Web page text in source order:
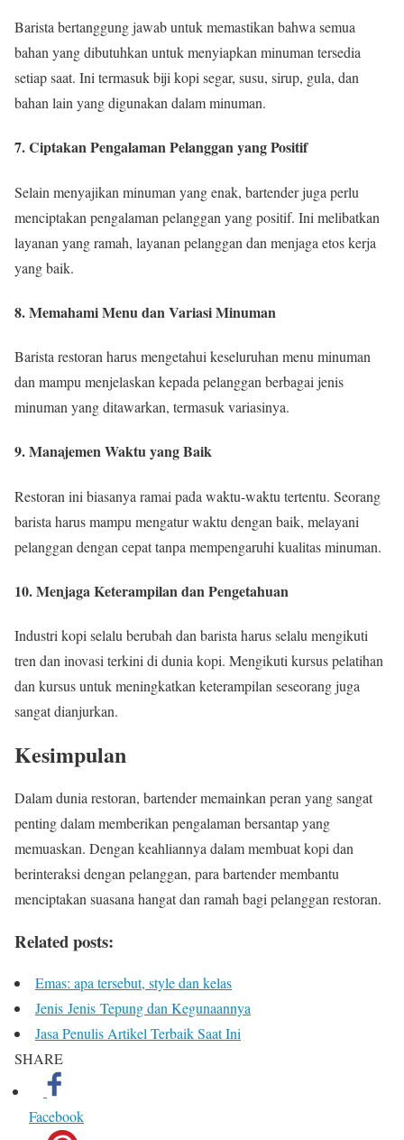
Barista bertanggung jawab untuk memastikan bahwa semua
bahan yang dibutuhkan untuk menyiapkan minuman tersedia
setiap saat. Ini termasuk biji kopi segar, susu, sirup, gula, dan
bahan lain yang digunakan dalam minuman.
7. Ciptakan Pengalaman Pelanggan yang Positif
Selain menyajikan minuman yang enak, bartender juga perlu
menciptakan pengalaman pelanggan yang positif. Ini melibatkan
layanan yang ramah, layanan pelanggan dan menjaga etos kerja
yang baik.
8. Memahami Menu dan Variasi Minuman
Barista restoran harus mengetahui keseluruhan menu minuman
dan mampu menjelaskan kepada pelanggan berbagai jenis
minuman yang ditawarkan, termasuk variasinya.
9. Manajemen Waktu yang Baik
Restoran ini biasanya ramai pada waktu-waktu tertentu. Seorang
barista harus mampu mengatur waktu dengan baik, melayani
pelanggan dengan cepat tanpa mempengaruhi kualitas minuman.
10. Menjaga Keterampilan dan Pengetahuan
Industri kopi selalu berubah dan barista harus selalu mengikuti
tren dan inovasi terkini di dunia kopi. Mengikuti kursus pelatihan
dan kursus untuk meningkatkan keterampilan seseorang juga
sangat dianjurkan.
Kesimpulan
Dalam dunia restoran, bartender memainkan peran yang sangat
penting dalam memberikan pengalaman bersantap yang
memuaskan. Dengan keahliannya dalam membuat kopi dan
berinteraksi dengan pelanggan, para bartender membantu
menciptakan suasana hangat dan ramah bagi pelanggan restoran.
Related posts:
Emas: apa tersebut, style dan kelas
Jenis Jenis Tepung dan Kegunaannya
Jasa Penulis Artikel Terbaik Saat Ini
SHARE
Facebook